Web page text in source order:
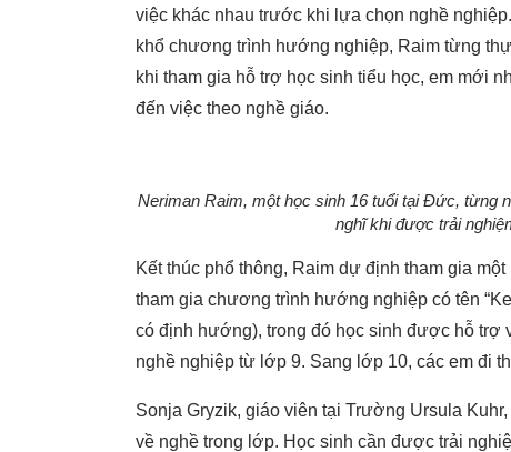
việc khác nhau trước khi lựa chọn nghề
khổ chương trình hướng nghiệp, Raim từng
khi tham gia hỗ trợ học sinh tiểu học, em mới
đến việc theo nghề giáo.
Neriman Raim, một học sinh 16 tuổi tại Đức, từng
nghĩ khi được trải
Kết thúc phổ thông, Raim dự định tham gia
tham gia chương trình hướng nghiệp có tên
có định hướng), trong đó học sinh được hỗ trợ
nghề nghiệp từ lớp 9. Sang lớp 10, các em đi
Sonja Gryzik, giáo viên tại Trường Ursula
về nghề trong lớp. Học sinh cần được trải